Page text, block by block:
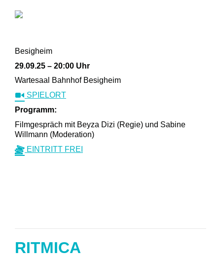
Besigheim
29.09.25 – 20:00 Uhr
Wartesaal Bahnhof Besigheim
SPIELORT
Programm:
Filmgespräch mit Beyza Dizi (Regie) und Sabine
Willmann (Moderation)
EINTRITT FREI
RITMICA